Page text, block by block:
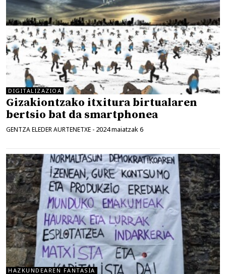
DIGITALIZAZIOA
Gizakiontzako itxitura birtualaren
bertsio bat da smartphonea
GENTZA ELEDER AURTENETXE - 2024 maiatzak 6
HAZKUNDEAREN FANTASIA